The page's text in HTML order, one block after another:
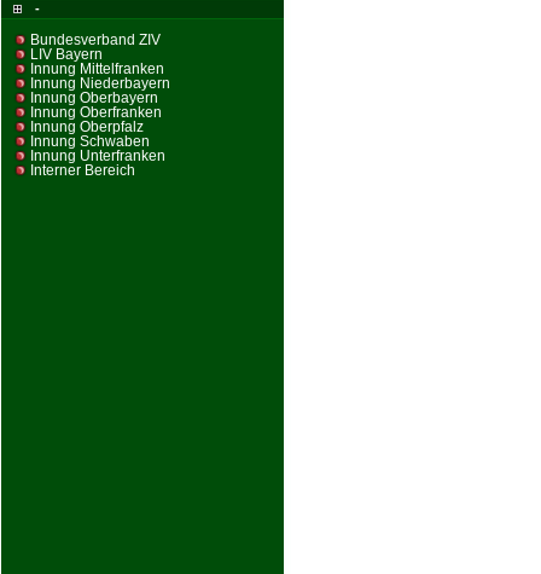
-
Bundesverband ZIV
LIV Bayern
Innung Mittelfranken
Innung Niederbayern
Innung Oberbayern
Innung Oberfranken
Innung Oberpfalz
Innung Schwaben
Innung Unterfranken
Interner Bereich